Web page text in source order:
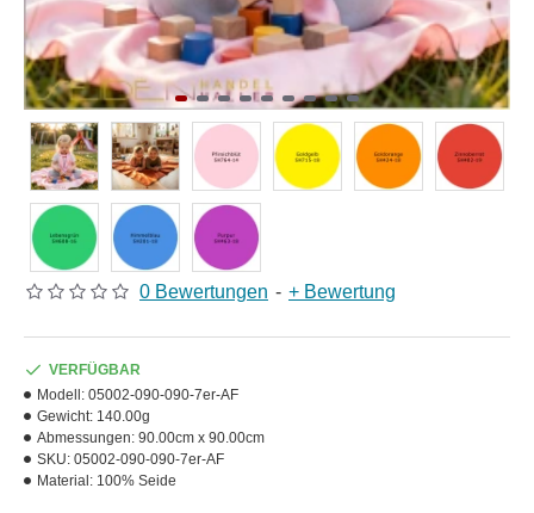
0 Bewertungen - + Bewertung
VERFÜGBAR
Modell: 05002-090-090-7er-AF
Gewicht: 140.00g
Abmessungen: 90.00cm x 90.00cm
SKU: 05002-090-090-7er-AF
Material: 100% Seide